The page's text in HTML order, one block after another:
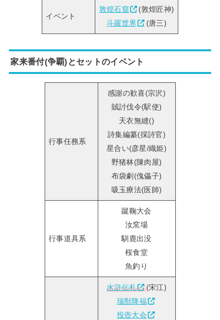
イベント
敦煌石窟
(敦煌匠神)
斗羅世界
(唐三)
家来番付(争覇)とセットのイベント
行事任務系
感謝の歓喜(宗沢)
賊討伐令(駅使)
天衣無縫()
詩集編纂(採詩官)
星合い(彦星/織姫)
野猪林(陳肉屋)
布袋劇(傀儡子)
吸玉療法(医師)
行事道具系
蹴鞠大会
汝窯場
馴鹿出没
桜食堂
魚釣り
水滸伝札
(宋江)
瑞獣降福
投壺大会